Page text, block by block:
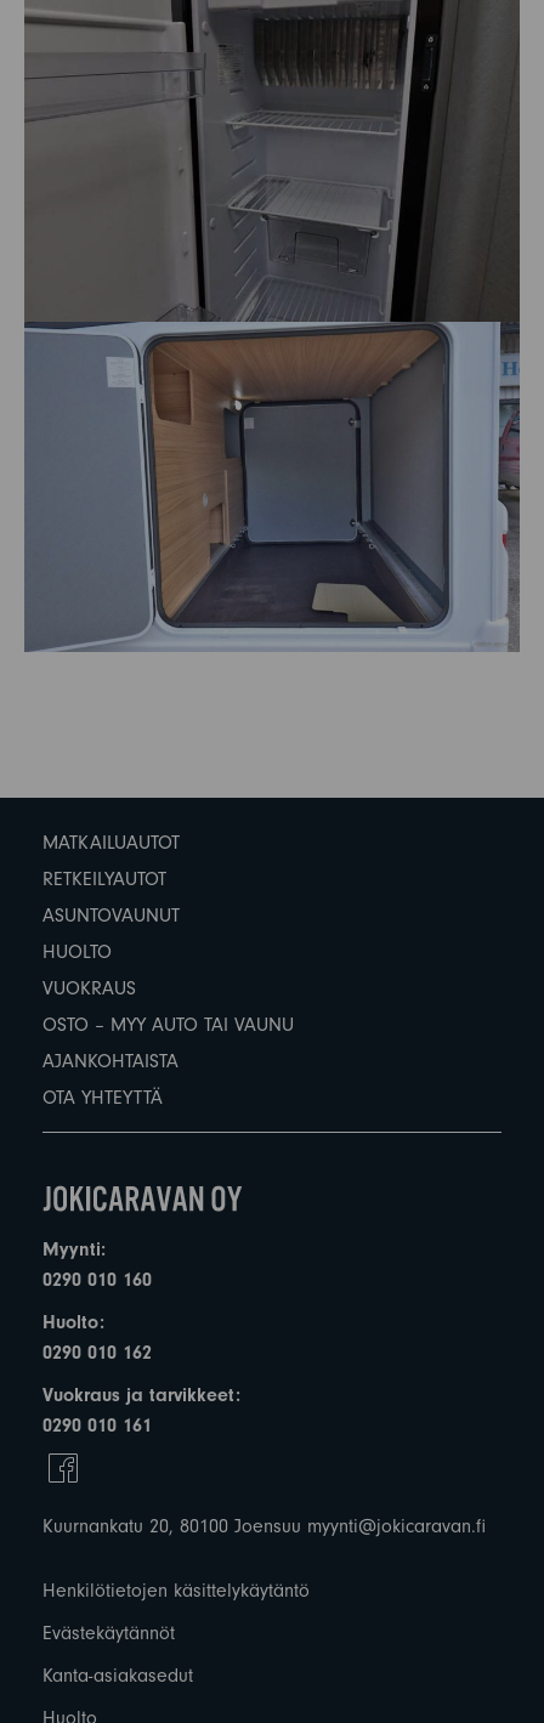
MATKAILUAUTOT
RETKEILYAUTOT
ASUNTOVAUNUT
HUOLTO
VUOKRAUS
OSTO – MYY AUTO TAI VAUNU
AJANKOHTAISTA
OTA YHTEYTTÄ
Myynti:
0290 010 160
Huolto:
0290 010 162
Vuokraus ja tarvikkeet:
0290 010 161
Kuurnankatu 20, 80100 Joensuu myynti@jokicaravan.fi
Henkilötietojen käsittelykäytäntö
Evästekäytännöt
Kanta-asiakasedut